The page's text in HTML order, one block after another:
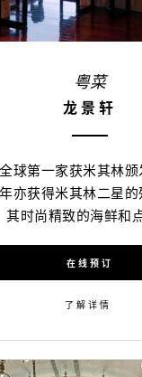
粤菜
龙景轩
球第一家获米其林
亦获得米其林二星
其时尚精致的海鲜和
在线预订
了解详情